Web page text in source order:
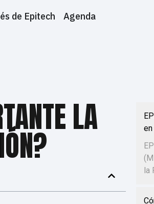
de Epitech Agenda
LA
la